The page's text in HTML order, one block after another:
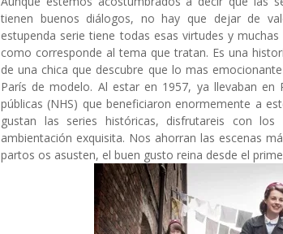
tienen buenos diálogos, no hay que dejar de
estupenda serie tiene todas esas virtudes y
como corresponde al tema que tratan. Es una
de una chica que descubre que lo mas
París de modelo. Al estar en 1957, ya llevaban
públicas (NHS) que beneficiaron enormemente a
gustan las series históricas, disfrutareis con
ambientación exquisita. Nos ahorran las escenas
partos os asusten, el buen gusto reina desde el